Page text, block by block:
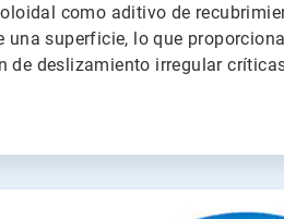
como aditivo de
una superficie, lo que
de deslizamiento irregular